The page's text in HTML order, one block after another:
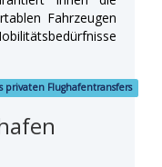
Fahrzeugen
Flughafentransfers